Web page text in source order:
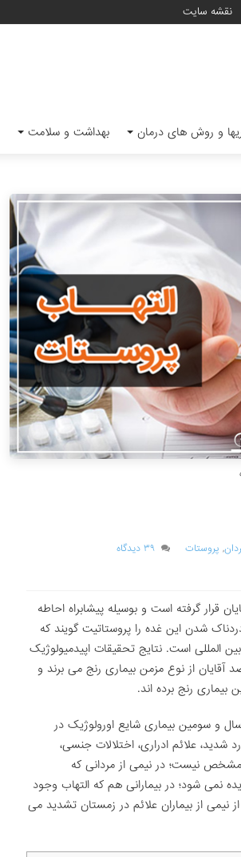
نقشه سایت
و روش های درمان بهداشت و سلامت
, پروستات
۳۹ دیدگاه
گرفته است و بوسیله پیشابراه احاطه
شدن این غده را پروستاتیت گویند که
المللی است. نتایج تحقیقات اپیدمیولوژیک
اروپا، آمریکا و آسیا نشان میدهد که تقریبا ۱۰-۲ درصد آقایان از نوع مزمن بیماری رنج می برند و
مهمترین مشکل اورولوژیک در مردان جوانتر از ۵۰ سال و سومین بیماری شایع اورولوژیک در
درد شدید، علائم ادراری، اختلالات جنسی،
نیست؛ در نیمی از مردانی که
نمی شود؛ در بیمارانی هم که التهاب وجود
بیش از نیمی از بیماران علائم در زمستان تشدید می